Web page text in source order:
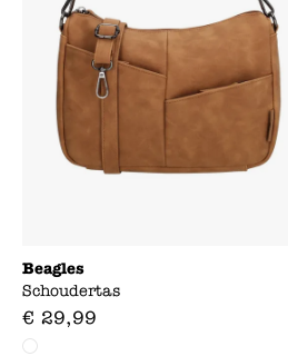
Beagles
Schoudertas
€ 29,99